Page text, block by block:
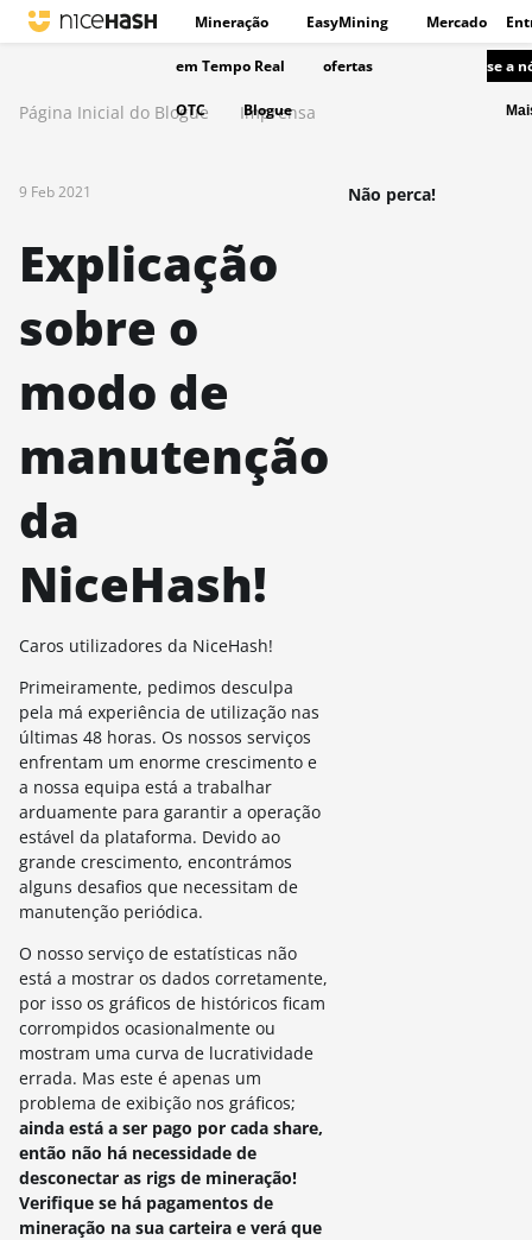
Mineração EasyMining Mercado
em Tempo Real ofertas
OTC Blogue
se a
Página Inicial do Blogue Imprensa
9 Feb 2021
Explicação
sobre o
modo de
manutenção
da
NiceHash!
Caros utilizadores da NiceHash!
Primeiramente, pedimos desculpa
pela má experiência de utilização nas
últimas 48 horas. Os nossos serviços
enfrentam um enorme crescimento e
a nossa equipa está a trabalhar
arduamente para garantir a operação
estável da plataforma. Devido ao
grande crescimento, encontrámos
alguns desafios que necessitam de
manutenção periódica.
O nosso serviço de estatísticas não
está a mostrar os dados corretamente,
por isso os gráficos de históricos ficam
corrompidos ocasionalmente ou
mostram uma curva de lucratividade
errada. Mas este é apenas um
problema de exibição nos gráficos;
ainda está a ser pago por cada share,
então não há necessidade de
desconectar as rigs de mineração!
Verifique se há pagamentos de
mineração na sua carteira e verá que
Não perca!